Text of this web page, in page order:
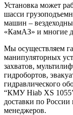
Установка может
шасси
машин –
«КамАЗ» и многие
Мы осуществляем
манипуляторных
захватов,
гидробортов,
гидравлического
“КМУ Hiab XS
доставки по
менеджеров.